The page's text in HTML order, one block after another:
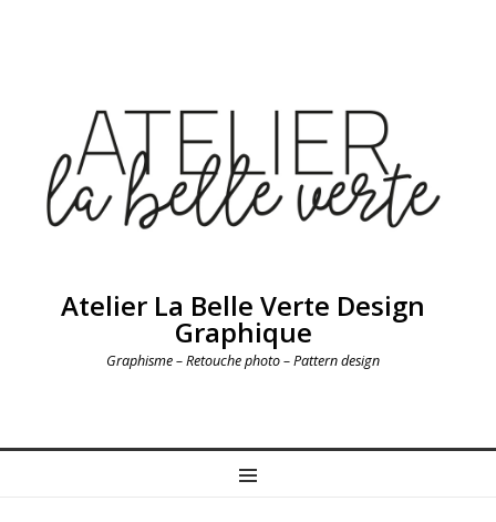
Atelier La Belle Verte Design
Graphique
Graphisme – Retouche photo – Pattern design
MENU